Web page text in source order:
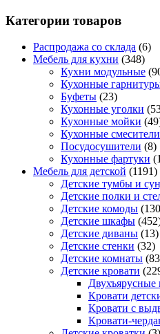
Категории товаров
Распродажа со склада (6)
Мебель для кухни (348)
Кухни модульные
Кухонные
Буфеты (23)
Кухонные уголки
Кухонные мойки
Кухонные смесители
Посудосушители (8)
Кухонные фартуки
Мебель для детской (1191)
Детские тумбы и
Детские полки и
Детские комоды
Детские шкафы
Детские диваны (13)
Детские стенки (32)
Детские комнаты
Детские кровати
Двухъярусные
Кровати
Кровати с
Кровати-